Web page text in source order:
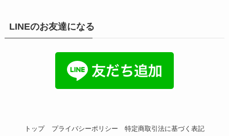
LINEのお友達になる
トップ プライバシーポリシー 特定商取引法に基づく表記